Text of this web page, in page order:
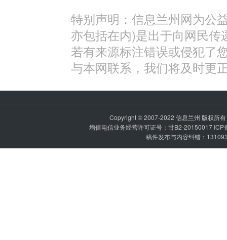
特别声明：信息兰州网为公
亦包括在内)是出于向网民
若有来源标注错误或侵犯了
与本网联系，我们将及时更
Copyright © 2007-2022 信息兰州 版权所
增值电信业务经营许可证号：甘B2-20150017 ICP
稿件发布与内容纠错：